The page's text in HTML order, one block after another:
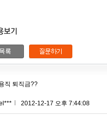
직 퇴직금??
2012-12-17 오후 7:44:08